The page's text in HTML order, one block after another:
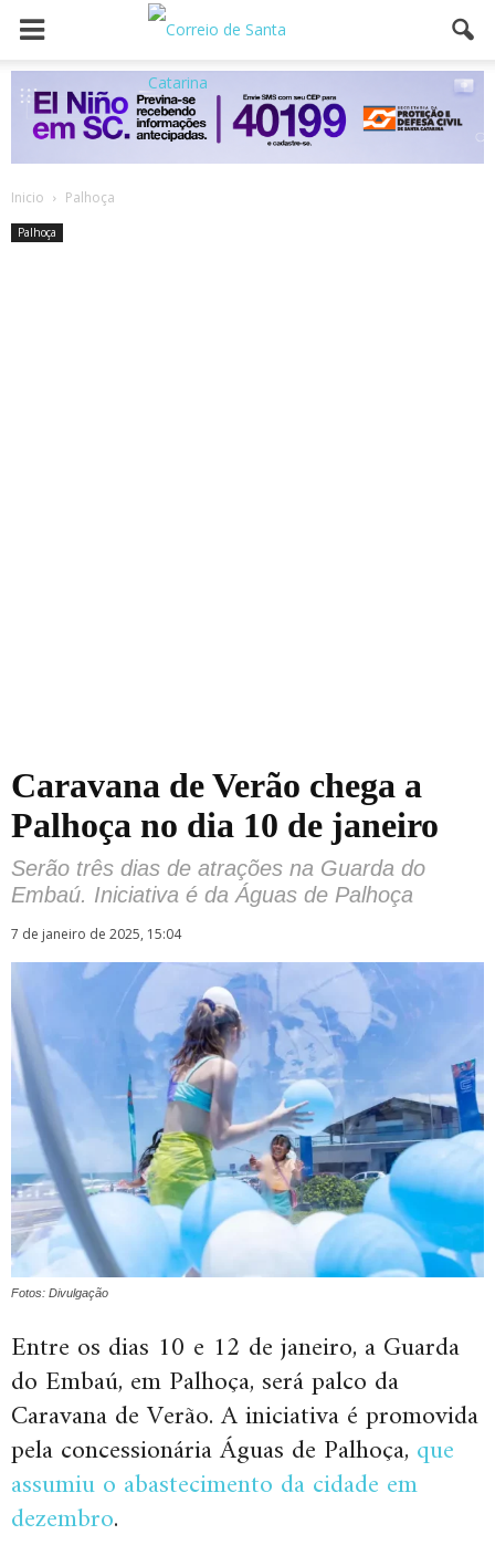
Inicio Palhoça
Palhoça
Caravana de Verão chega a
Palhoça no dia 10 de janeiro
Serão três dias de atrações na Guarda do
Embaú. Iniciativa é da Águas de Palhoça
7 de janeiro de 2025, 15:04
Fotos: Divulgação
Entre os dias 10 e 12 de janeiro, a Guarda
do Embaú, em Palhoça, será palco da
Caravana de Verão. A iniciativa é promovida
pela concessionária Águas de Palhoça, que
assumiu o abastecimento da cidade em
dezembro.